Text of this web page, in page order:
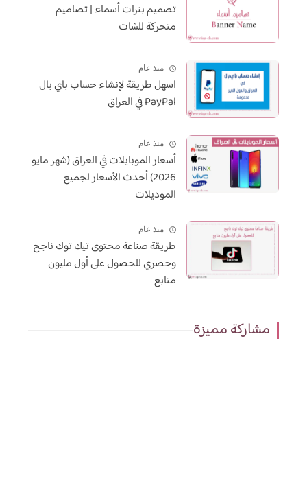
تصميم بنرات أسماء | تصاميم
متحركة للشات
منذ عام
اسهل طريقة لإنشاء حساب باي بال
PayPal في العراق
منذ عام
أسعار الموبايلات في العراق (شهر مايو
2026) أحدث الأسعار لجميع
الموديلات
منذ عام
طريقة صناعة محتوى تيك توك ناجح
وحصري للحصول على أول مليون
متابع
مشاركة مميزة